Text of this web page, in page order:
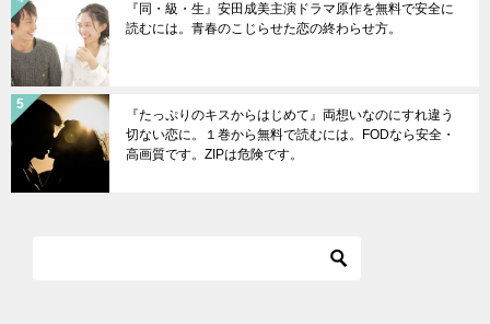
『同・級・生』安田成美主演ドラマ原作を無料で安全に
読むには。青春のこじらせた恋の終わらせ方。
『たっぷりのキスからはじめて』両想いなのにすれ違う
切ない恋に。１巻から無料で読むには。FODなら安全・
高画質です。ZIPは危険です。